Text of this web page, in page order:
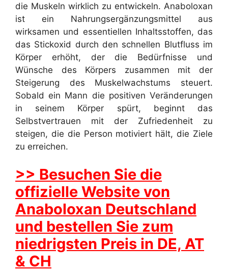
die Muskeln wirklich zu entwickeln. Anaboloxan
ist ein Nahrungsergänzungsmittel aus
wirksamen und essentiellen Inhaltsstoffen, das
das Stickoxid durch den schnellen Blutfluss im
Körper erhöht, der die Bedürfnisse und
Wünsche des Körpers zusammen mit der
Steigerung des Muskelwachstums steuert.
Sobald ein Mann die positiven Veränderungen
in seinem Körper spürt, beginnt das
Selbstvertrauen mit der Zufriedenheit zu
steigen, die die Person motiviert hält, die Ziele
zu erreichen.
>> Besuchen Sie die
offizielle Website von
Anaboloxan Deutschland
und bestellen Sie zum
niedrigsten Preis in DE, AT
& CH